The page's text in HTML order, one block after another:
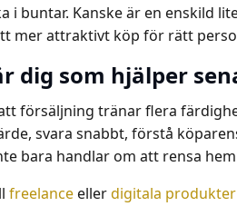
i buntar. Kanske är en enskild
mer attraktivt köp för rätt
dig som hjälper
försäljning tränar flera
svara snabbt, förstå
bara handlar om att rensa
freelanceellerdigitala produkter